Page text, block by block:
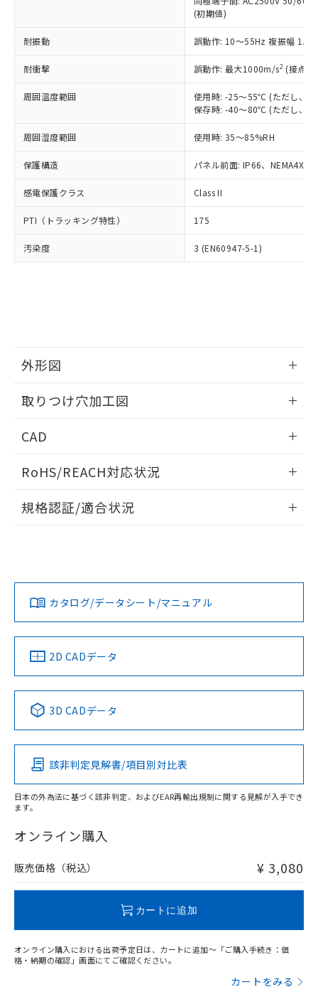
(初期値)
耐振動 誤動作: 10～55Hz 複振幅
耐衝撃 誤動作: 最大1000m/s2 (接点
周囲温度範囲
使用時: -25～55℃ (ただし、氷
保存時: -40～80℃ (ただし、氷
周囲湿度範囲 使用時: 35～85%RH
保護構造 パネル前面: IP66、NEMA4X,
感電保護クラス Class II
PTI（トラッキング特性） 175
汚染度 3 (EN60947-5-1)
外形図
取りつけ穴加工図
CAD
ドすることができます。
ログイン/会員登録
ダウンロードデータをご利用いただく前に、以下を必ずお読
みください。
ソフトウェアの使用条件
RoHS/REACH対応状況
EU RoHS 注意事項・凡例
対応済み
中国 RoHS 注意事項・凡例
Pb Hg Cd Cr(VI)
O
在庫等で未対応品が混在する可能性があります。
問い合わせください。
規格認証/適合状況
LR型式承認
（イギリス
船舶規格）
DNV型式承認
（ノルウェー
BV型式承認
（フランス
KR型式
（韓国
No No No No
この製品の規格認証/適合状況ページへ
その他の認証はこちらのページからご検索ください
カタログ/データシート/マニュアル
2D CADデータ
3D CADデータ
該非判定見解書/項目別対比表
日本の外為法に基づく該非判定、およびEAR再輸出規制に関する見解が入手でき
ます。
オンライン購入
販売価格（税込） ¥ 3,080
カートに追加
オンライン購入における出荷予定日は、カートに追加～「ご購入手続き：価
格・納期の確認」画面にてご確認ください。
カートをみる
正式な納期状況および標準価格はお客
様のお取引先、またはお客様担当のオ
ムロン制御機器販売店・当社販売員に
オムロン制御機器販売店や当社販売拠
販売ネットワーク
」をご確認
事前の承諾なく第三者に漏洩または開
示しないようお願いします。
マイパーツ機能（部品リスト作成サー
ビス）をご利用いただくには、I-Web
メンバーズにご登録されている必要が
あります。
お客様が当ウェブサイト上で当社にご
登録された部品リストについて、当社
および当社の共同利用者が、当社の製
(PBDE) 1000ppm以下、フタル酸ビス(2-エチルヘキシ
ル) (DEHP)(別名：DOP) 1000ppm以下、フタル酸ブチ
（DBP） 1000ppm以下、フタル酸ジイソブチル
但し、RoHS指令で産業用監視および制御機器に対する
フタル酸エステル類の４物質については閾値を超える意
図的な使用がないことを確認しています。
※2 対応予定月
部品在庫の切り替え状況などにより、予定
月が前後することがあります。
※3 非含有証明書ダウンロード
※本証明書は発行日時点で非含有を証明す
るもので、過去に遡って非含有を証明する
また、RoHS指令のフタル酸エステル類４
物質の対応では、対応完了までの期間は出
荷製品に未対応品が混在することから備考
既に当社にて対応品への在庫切替を完了
していることから、特段のことがない限
り、2022年1月12日より割愛しておりま
ニル類) : 1000ppm、 PBDEs(ポリ臭化ジフェニルエーテ
イソブチル) : 1000ppm、 BBP(フタル酸ブチルベンジ
DEHP(フタル酸ビス(2-エチルヘキシル)) : 1000ppm
「ｅ」：有害物質（10物質）のすべてが基
準値以下であることを示します。
「10」：通常の使用状況下において有害物
質が外部に漏えいし、環境に深刻な影響を
及ぼさない年数を意味します。
い合わせください。
当社は規制貨物を破棄する場合は、完
全に破砕するなど、違法に輸出されな
いよう必要な手段を講じます。
当社は貴社製品を、核兵器、ミサイ
ル、化学兵器、生物兵器またはその他
武器並びにこれらの製造装置等に一切
当社は、貴社製品を第三者に販売する
場合は、上記1、2および3の内容を当
該第三者に通知します。また当社は、
販売先および販売に係わる関係者が違
り引きをいたしません。
一定数以上の在庫あり
一定数には満たないが在庫あり
在庫なし(最新の在庫状況につ
いては、お客様のお取引先、ま
たはお客様担当のオムロン制御
機器販売店・当社販売員にご確
白
受注生産機種、また在庫状況の
情報を公開していない機種